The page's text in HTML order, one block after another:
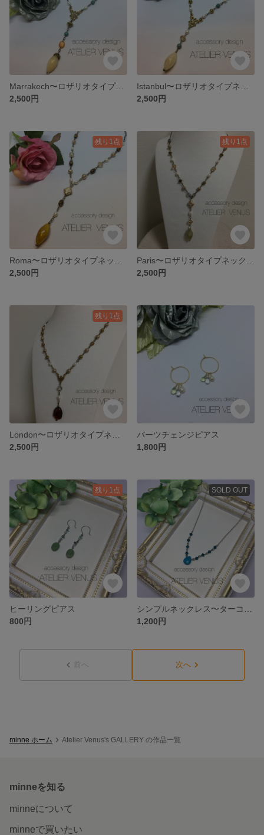
Marrakech〜ロザリオタイプネックレス
2,500円
2,500円
残り1点
2,500円
残り1点
2,500円
残り1点
2,500円
パーツチェンジピアス
1,800円
残り1点
ヒーリングピアス
800円
SOLD OUT
1,200円
前へ 次へ
minne ホーム Atelier Venus's GALLERY の作品一覧
minneを知る
minneについて
minneで買いたい